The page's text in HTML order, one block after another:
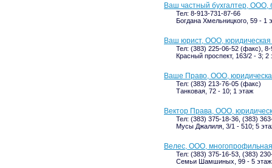
Ваш частный бухгалтер, ООО,
Тел: 8-913-731-87-66
Богдана Хмельницкого, 59 - 1
Ваш юрист, ООО, юридическая
Тел: (383) 225-06-52 (факс), 8-
Красный проспект, 163/2 - 3; 2
Ваше Право, ООО,
Тел: (383) 213-76-05 (факс)
Танковая, 72 - 10; 1 этаж
Вектор Права, ООО,
Тел: (383) 375-18-36, (383)
Мусы Джалиля, 3/1 - 510; 5
Велес, ООО,
Тел: (383) 375-16-53, (383)
Семьи Шамшиных, 99 - 5 этаж